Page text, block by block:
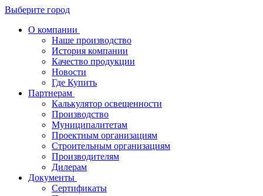
Выберите город
О компании
Наше производство
История компании
Качество продукции
Новости
Где Купить
Партнерам
Калькулятор освещенности
Производство
Муниципалитетам
Проектным организациям
Строительным организациям
Производителям
Дилерам
Документы
Сертификаты